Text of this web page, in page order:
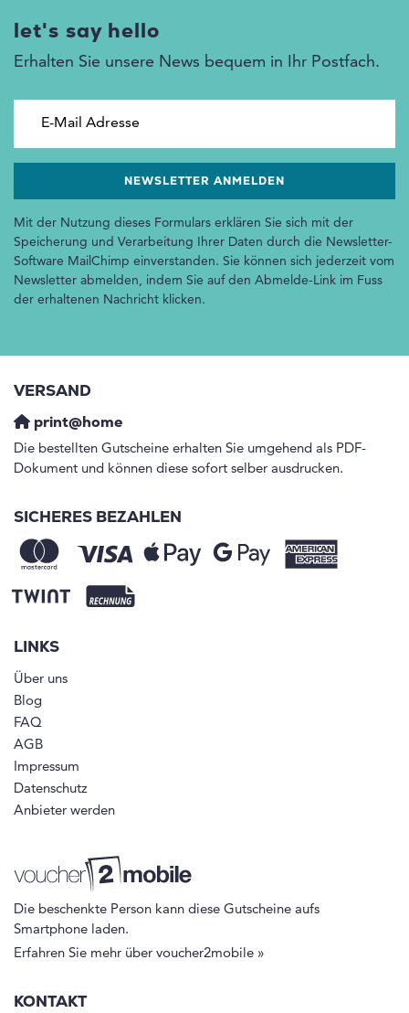
let's say hello
Erhalten Sie unsere News bequem in Ihr Postfach.
Mit der Nutzung dieses Formulars erklären Sie sich mit der
Speicherung und Verarbeitung Ihrer Daten durch die Newsletter-
Software MailChimp einverstanden. Sie können sich jederzeit vom
Newsletter abmelden, indem Sie auf den Abmelde-Link im Fuss
der erhaltenen Nachricht klicken.
VERSAND
print@home
Die bestellten Gutscheine erhalten Sie umgehend als PDF-
Dokument und können diese sofort selber ausdrucken.
SICHERES BEZAHLEN
LINKS
Über uns
Blog
FAQ
AGB
Impressum
Datenschutz
Anbieter werden
Die beschenkte Person kann diese Gutscheine aufs
Smartphone laden.
Erfahren Sie mehr über voucher2mobile »
KONTAKT